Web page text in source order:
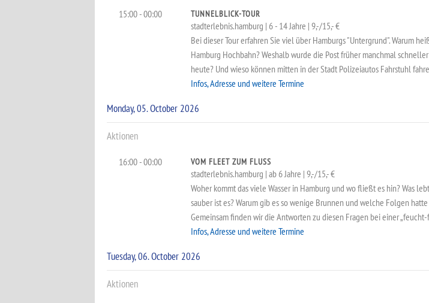
15:00 - 00:00 TUNNELBLICK-TOUR
stadterlebnis.hamburg | 6 - 14 Jahre | 9,-/15,- €
Bei dieser Tour erfahren Sie viel über Hamburgs "Untergrund". Warum
Hamburg Hochbahn? Weshalb wurde die Post früher manchmal
heute? Und wieso können mitten in der Stadt Polizeiautos Fahrstuhl
Infos, Adresse und weitere Termine
Monday, 05. October 2026
Aktionen
16:00 - 00:00 VOM FLEET ZUM FLUSS
stadterlebnis.hamburg | ab 6 Jahre | 9,-/15,- €
Woher kommt das viele Wasser in Hamburg und wo fließt es hin? Was
sauber ist es? Warum gib es so wenige Brunnen und welche Folgen
Gemeinsam finden wir die Antworten zu diesen Fragen bei einer
Infos, Adresse und weitere Termine
Tuesday, 06. October 2026
Aktionen